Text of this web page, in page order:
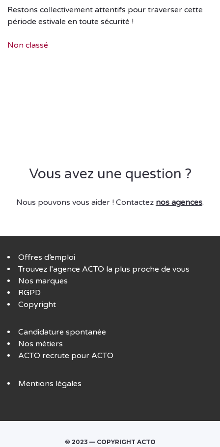
Restons collectivement attentifs pour traverser cette
période estivale en toute sécurité !
Non classé
Vous avez une question ?
Nous pouvons vous aider ! Contactez nos agences.
Offres d’emploi
Trouvez l’agence ACTO la plus proche de vous
Nos marques
RGPD
Copyright
Candidature spontanée
Nos métiers
ACTO recrute pour ACTO
Mentions légales
© 2023 — COPYRIGHT ACTO